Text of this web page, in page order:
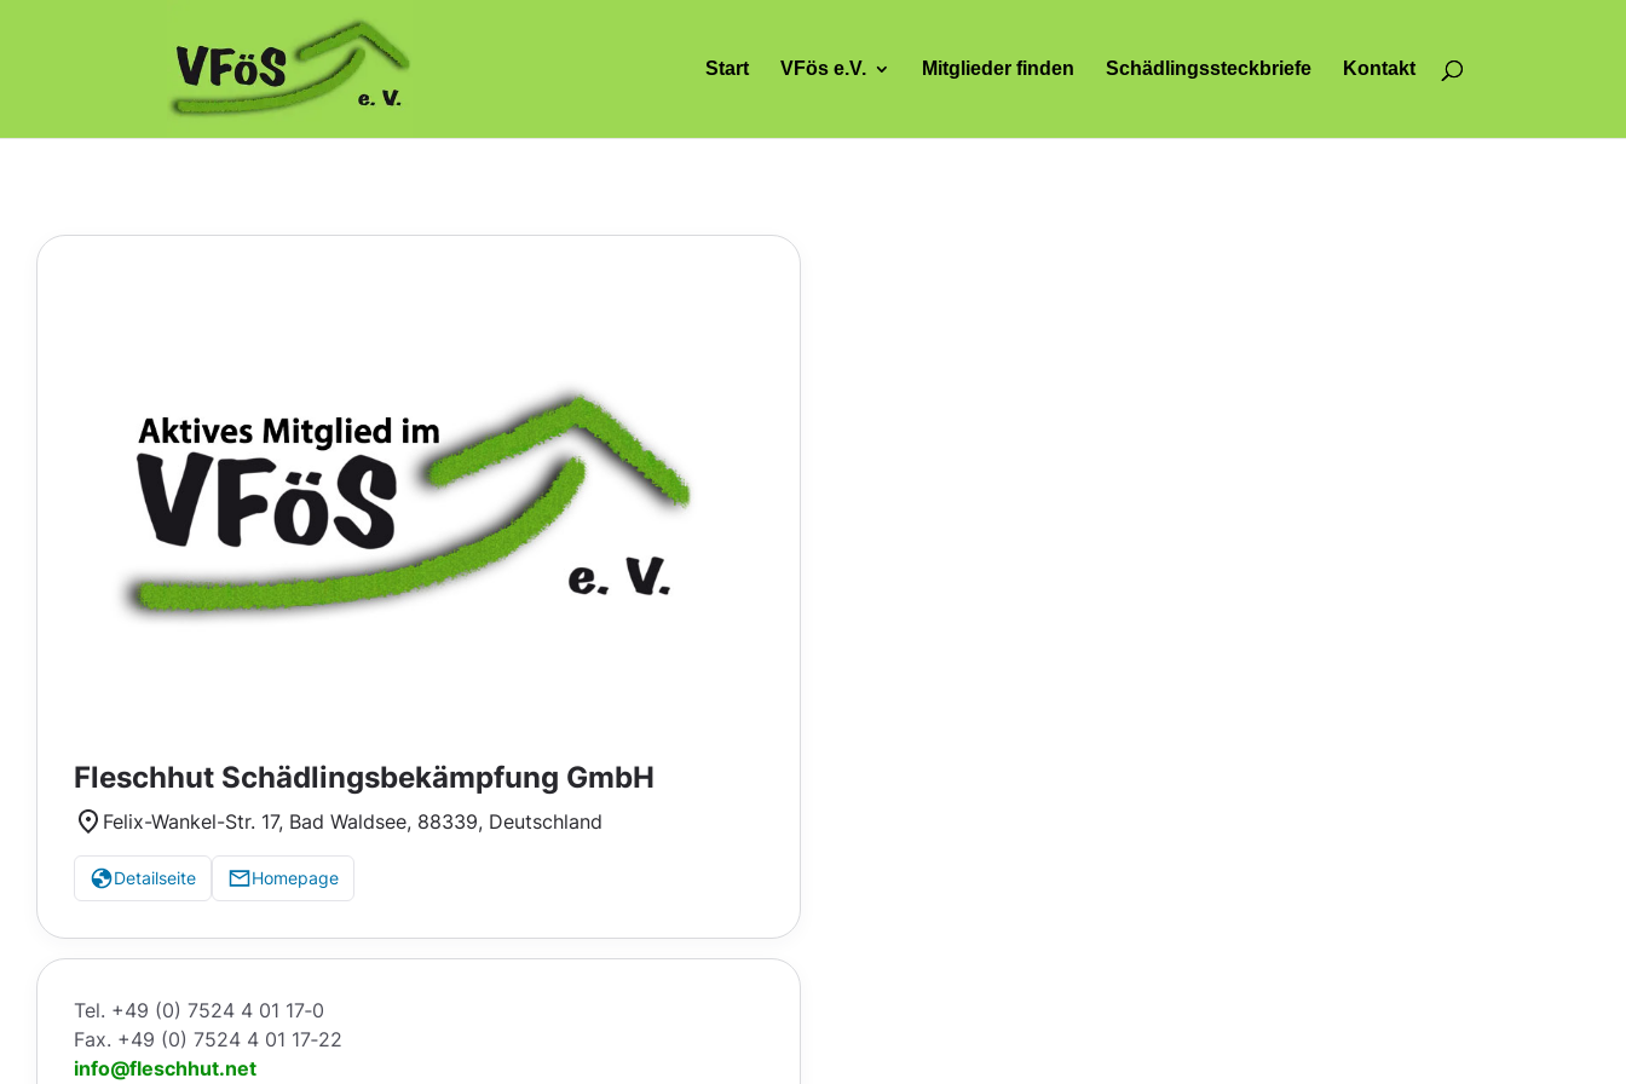
Start VFös e.V. Mitglieder finden Schädlingssteckbriefe Kontakt
Fleschhut Schädlingsbekämpfung GmbH
Felix-Wankel-Str. 17, Bad Waldsee, 88339, Deutschland
Detailseite Homepage
Tel. +49 (0) 7524 4 01 17‑0
Fax. +49 (0) 7524 4 01 17‑22
info@fleschhut.net